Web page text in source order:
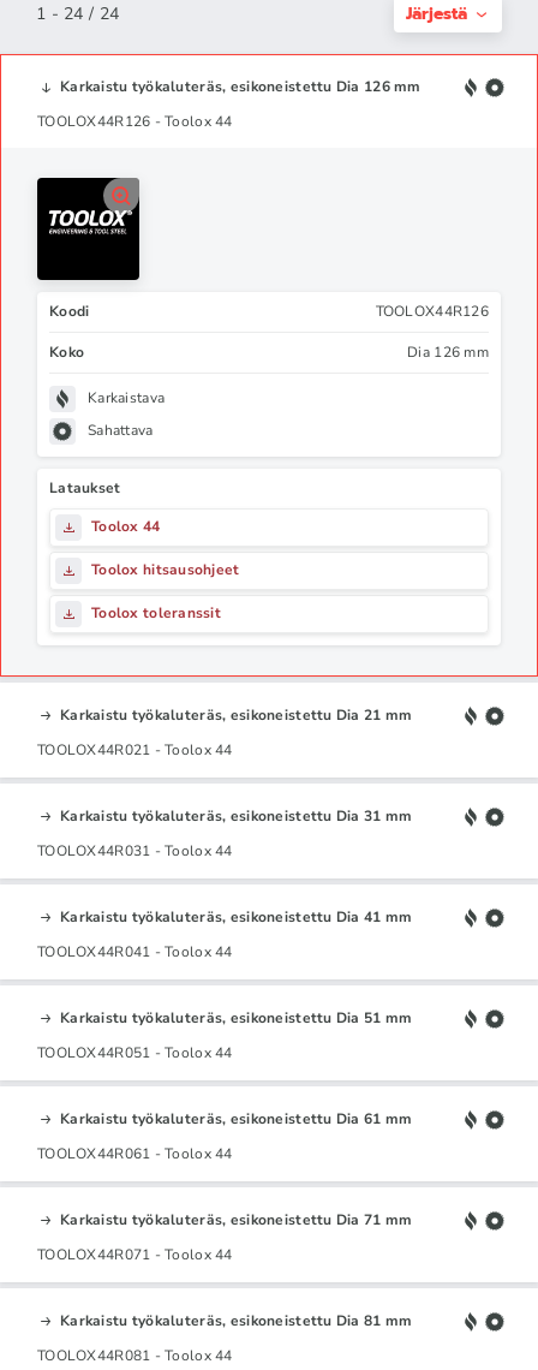
1 - 24 / 24 Järjestä
Karkaistu työkaluteräs, esikoneistettu Dia 126 mm
TOOLOX44R126 - Toolox 44
Koodi TOOLOX44R126
Koko Dia 126 mm
Karkaistava
Sahattava
Lataukset
Toolox 44
Toolox hitsausohjeet
Toolox toleranssit
Karkaistu työkaluteräs, esikoneistettu Dia 21 mm
TOOLOX44R021 - Toolox 44
Karkaistu työkaluteräs, esikoneistettu Dia 31 mm
TOOLOX44R031 - Toolox 44
Karkaistu työkaluteräs, esikoneistettu Dia 41 mm
TOOLOX44R041 - Toolox 44
Karkaistu työkaluteräs, esikoneistettu Dia 51 mm
TOOLOX44R051 - Toolox 44
Karkaistu työkaluteräs, esikoneistettu Dia 61 mm
TOOLOX44R061 - Toolox 44
Karkaistu työkaluteräs, esikoneistettu Dia 71 mm
TOOLOX44R071 - Toolox 44
Karkaistu työkaluteräs, esikoneistettu Dia 81 mm
TOOLOX44R081 - Toolox 44